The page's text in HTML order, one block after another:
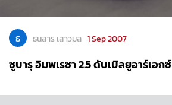
ธ ธนสาร เสาวมล 1 Sep 2007
ซูบารุ อิมพเรซา 2.5 ดับเบิลยูอาร์เอกซ์